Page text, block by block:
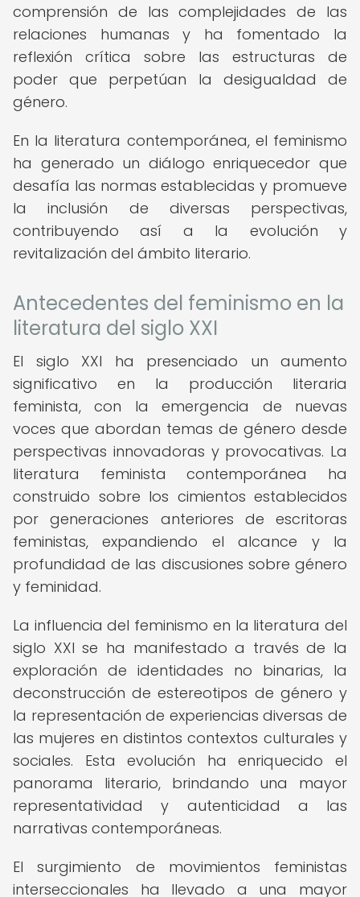
comprensión de las complejidades de las
relaciones humanas y ha fomentado la
reflexión crítica sobre las estructuras de
poder que perpetúan la desigualdad de
género.
En la literatura contemporánea, el feminismo
ha generado un diálogo enriquecedor que
desafía las normas establecidas y promueve
la inclusión de diversas perspectivas,
contribuyendo así a la evolución y
revitalización del ámbito literario.
Antecedentes del feminismo en la
literatura del siglo XXI
El siglo XXI ha presenciado un aumento
significativo en la producción literaria
feminista, con la emergencia de nuevas
voces que abordan temas de género desde
perspectivas innovadoras y provocativas. La
literatura feminista contemporánea ha
construido sobre los cimientos establecidos
por generaciones anteriores de escritoras
feministas, expandiendo el alcance y la
profundidad de las discusiones sobre género
y feminidad.
La influencia del feminismo en la literatura del
siglo XXI se ha manifestado a través de la
exploración de identidades no binarias, la
deconstrucción de estereotipos de género y
la representación de experiencias diversas de
las mujeres en distintos contextos culturales y
sociales. Esta evolución ha enriquecido el
panorama literario, brindando una mayor
representatividad y autenticidad a las
narrativas contemporáneas.
El surgimiento de movimientos feministas
interseccionales ha llevado a una mayor